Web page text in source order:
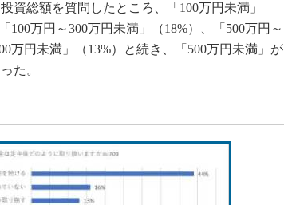
総額を質問したところ、「100万円未満」
100万円～300万円未満」（18%）、「500万円～
万円未満」（13%）と続き、「500万円未満」が
た。